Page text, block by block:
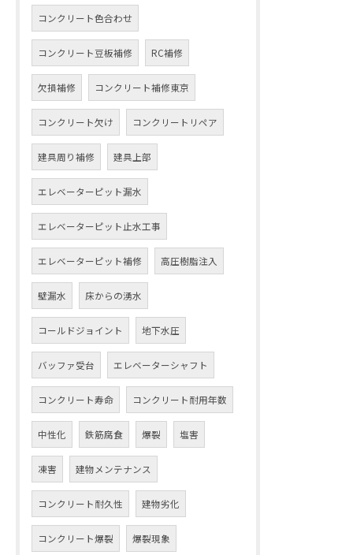
コンクリート色合わせ
コンクリート豆板補修 RC補修
欠損補修 コンクリート補修東京
コンクリート欠け コンクリートリペア
建具周り補修 建具上部
エレベーターピット漏水
エレベーターピット止水工事
エレベーターピット補修 高圧樹脂注入
壁漏水 床からの湧水
コールドジョイント 地下水圧
バッファ受台 エレベーターシャフト
コンクリート寿命 コンクリート耐用年数
中性化 鉄筋腐食 爆裂 塩害
凍害 建物メンテナンス
コンクリート耐久性 建物劣化
コンクリート爆裂 爆裂現象